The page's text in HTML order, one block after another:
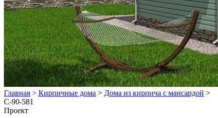
Главная > Кирпичные дома > Дома из кирпича с мансардой >
С-90-581
Проект